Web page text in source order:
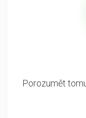
Porozumět